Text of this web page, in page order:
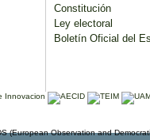
Constitución
Ley electoral
Boletín Oficial del
(European Observation and